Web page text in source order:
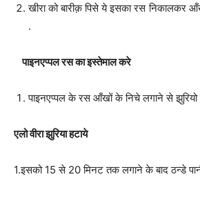
खीरा को बारीक़ पिसे ये इसका रस निकालकर
.
पाइनएप्पल रस का इस्तेमाल करे
पाइनएप्पल के रस आँखों के निचे लगाने से झुरियो
एलो वीरा झुरिया हटाये
1.इसको 15 से 20 मिनट तक लगाने के बाद ठन्डे